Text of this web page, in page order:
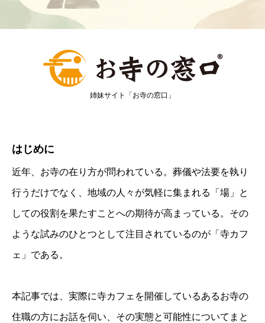
姉妹サイト「お寺の窓口」
はじめに
近年、お寺の在り方が問われている。葬儀や法要を執り
行うだけでなく、地域の人々が気軽に集まれる「場」と
しての役割を果たすことへの期待が高まっている。その
ような試みのひとつとして注目されているのが「寺カフ
ェ」である。
本記事では、実際に寺カフェを開催しているあるお寺の
住職の方にお話を伺い、その実態と可能性についてまと